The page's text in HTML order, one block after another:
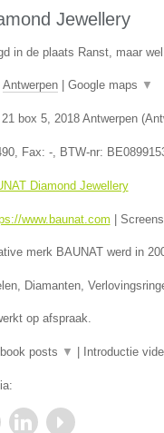
Jewellery
in de plaats Ranst, maar
Antwerpen| Google maps ▼
box 5, 2018 Antwerpen(
, Fax: -, BTW-nr:
Diamond Jewellery
www.baunat.com
merk BAUNAT werd in
Diamanten,
op afspraak.
posts ▼ Introductie